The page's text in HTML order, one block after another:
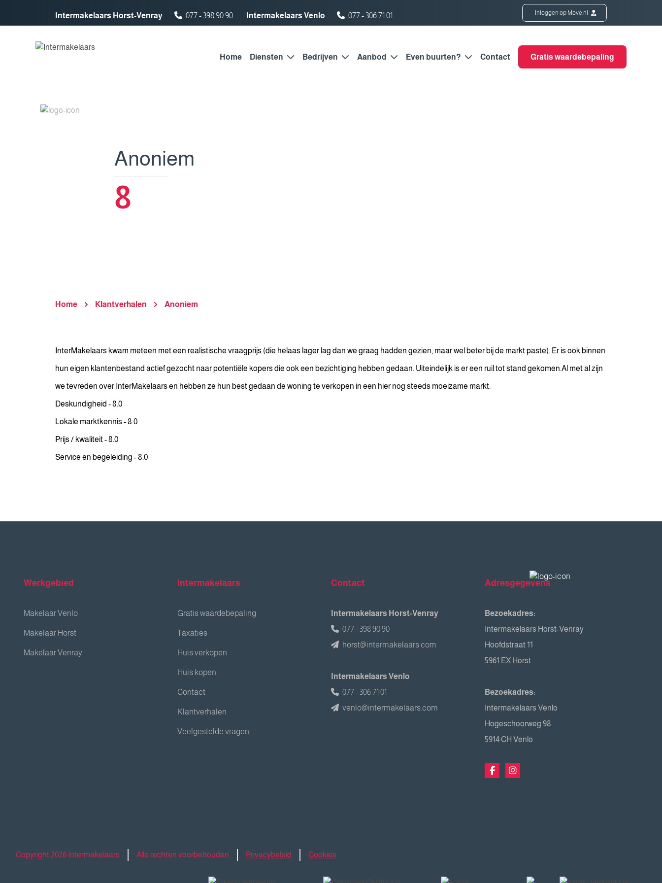
Intermakelaars Horst-Venray
077 - 398 90 90 Intermakelaars Venlo 077 - 306 71 01 Inloggen op Move.nl
Home Diensten Bedrijven Aanbod Even buurten? Contact Gratis waardebepaling
Anoniem
8
Home Klantverhalen Anoniem
InterMakelaars kwam meteen met een realistische vraagprijs (die helaas lager lag dan we graag hadden gezien, maar wel beter bij de markt paste). Er is ook binnen
hun eigen klantenbestand actief gezocht naar potentiële kopers die ook een bezichtiging hebben gedaan. Uiteindelijk is er een ruil tot stand gekomen.Al met al zijn
we tevreden over InterMakelaars en hebben ze hun best gedaan de woning te verkopen in een hier nog steeds moeizame markt.
Deskundigheid - 8.0
Lokale marktkennis - 8.0
Prijs / kwaliteit - 8.0
Service en begeleiding - 8.0
Werkgebied
Makelaar Venlo
Makelaar Horst
Makelaar Venray
Intermakelaars
Gratis waardebepaling
Taxaties
Huis verkopen
Huis kopen
Contact
Klantverhalen
Veelgestelde vragen
Contact
Intermakelaars Horst-Venray
077 - 398 90 90
horst@intermakelaars.com
Intermakelaars Venlo
077 - 306 71 01
venlo@intermakelaars.com
Adresgegevens
Bezoekadres:
Intermakelaars Horst-Venray
Hoofdstraat 11
5961 EX Horst
Bezoekadres:
Intermakelaars Venlo
Hogeschoorweg 98
5914 CH Venlo
Copyright 2026 Intermakelaars Alle rechten voorbehouden Privacybeleid Cookies